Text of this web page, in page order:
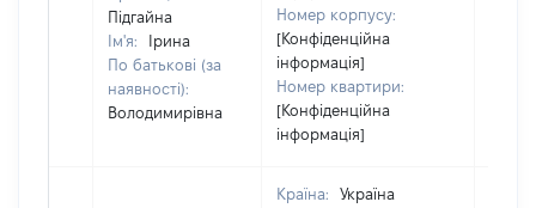
Підгайна
Ім'я:
Ірина
По батькові (за
наявності):
Володимирівна
Номер корпусу:
[Конфіденційна
інформація]
Номер квартири:
[Конфіденційна
інформація]
Країна:
Україна